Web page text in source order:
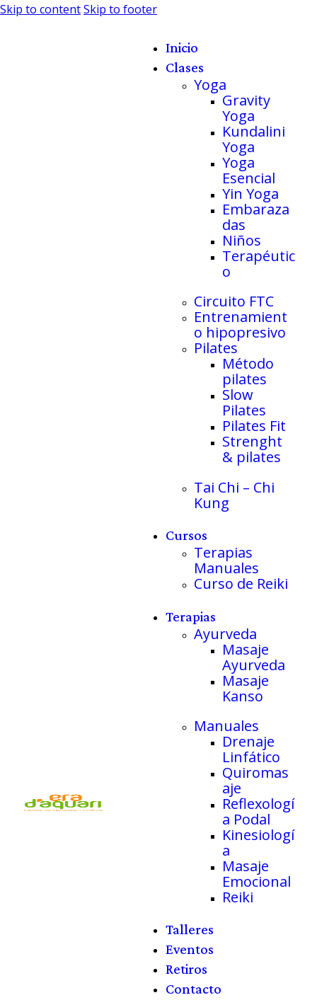
Skip to contentSkip to footer
Inicio
Clases
Yoga
Gravity
Yoga
Kundalini
Yoga
Yoga
Esencial
Yin Yoga
Embaraza
das
Niños
Terapéutic
o
Circuito FTC
Entrenamient
o hipopresivo
Pilates
Método
pilates
Slow
Pilates
Pilates Fit
Strenght
& pilates
Tai Chi – Chi
Kung
Cursos
Terapias
Manuales
Curso de Reiki
Terapias
Ayurveda
Masaje
Ayurveda
Masaje
Kanso
Manuales
Drenaje
Linfático
Quiromas
aje
Reflexologí
a Podal
Kinesiologí
a
Masaje
Emocional
Reiki
Talleres
Eventos
Retiros
Contacto